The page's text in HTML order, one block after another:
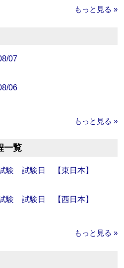
もっと見る »
07
06
もっと見る »
一覧
験 試験日 【東日本】
験 試験日 【西日本】
もっと見る »